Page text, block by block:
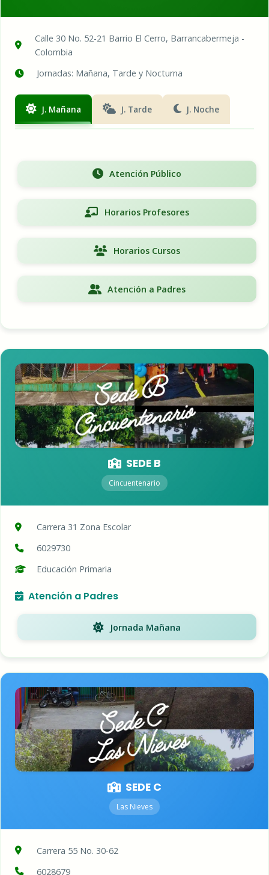
Calle 30 No. 52-21 Barrio El Cerro, Barrancabermeja -
Colombia
Jornadas: Mañana, Tarde y Nocturna
J. Mañana J. Tarde J. Noche
Atención Público
Horarios Profesores
Horarios Cursos
Atención a Padres
SEDE B
Cincuentenario
Carrera 31 Zona Escolar
6029730
Educación Primaria
Atención a Padres
Jornada Mañana
SEDE C
Las Nieves
Carrera 55 No. 30-62
6028679